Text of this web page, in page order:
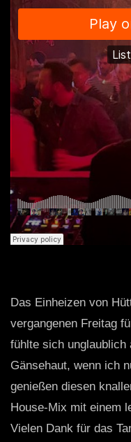
Das Einheizen von
vergangenen Freitag
fühlte sich unglaublich
Gänsehaut, wenn ich
genießen diesen
House-Mix mit einem
Vielen Dank für das